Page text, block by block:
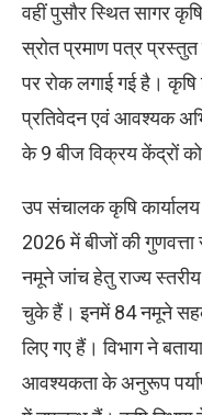
वहीं पुसौर स्थित सागर
स्रोत प्रमाण पत्र
पर रोक लगाई गई है। कृषि
प्रतिवेदन एवं आवश्यक
के 9 बीज विक्रय केंद्रों को
उप संचालक कृषि
2026 में बीजों की
नमूने जांच हेतु राज्य
चुके हैं। इनमें 84 नमूने
लिए गए हैं। विभाग ने
आवश्यकता के अनुरूप